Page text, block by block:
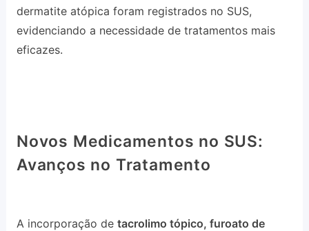
dermatite atópica foram registrados no SUS,
evidenciando a necessidade de tratamentos mais
eficazes.
Novos Medicamentos no SUS:
Avanços no Tratamento
A incorporação de tacrolimo tópico, furoato de